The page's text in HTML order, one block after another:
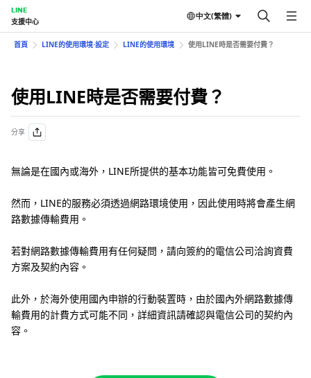
LINE
支援中心
中文(繁體)
首頁 LINE的使用環境⋅設定 LINE的使用環境 使用LINE時是否需要付費？
使用LINE時是否需要付費？
分享
無論是在國內或海外，LINE所提供的基本功能皆可免費使用。
然而，LINE的服務必須透過網路環境使用，因此使用時將會產生網
路數據傳輸費用。
若對網路數據傳輸費用有任何疑問，請向簽約的電信公司洽詢資費
方案及契約內容。
此外，於海外使用國內申辦的行動裝置時，由於國內外網路數據傳
輸費用的計費方式可能不同，詳細資訊請確認與電信公司的契約內
容。